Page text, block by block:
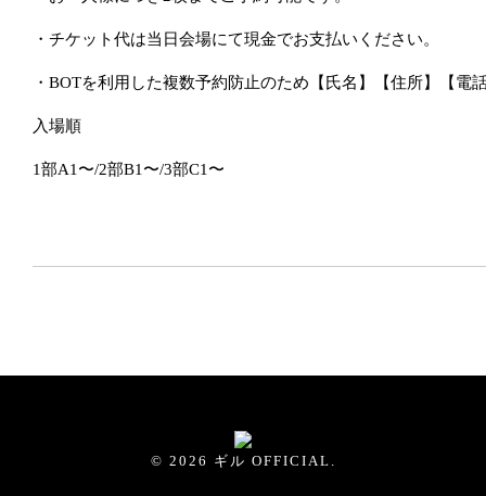
・チケット代は当日会場にて現金でお支払いください。
・ BOTを利用した複数予約防止のため【氏名】【住所】【電
入場順
1部A1 〜/2部B1 〜/3部C1〜
© 2026 ギル OFFICIAL.